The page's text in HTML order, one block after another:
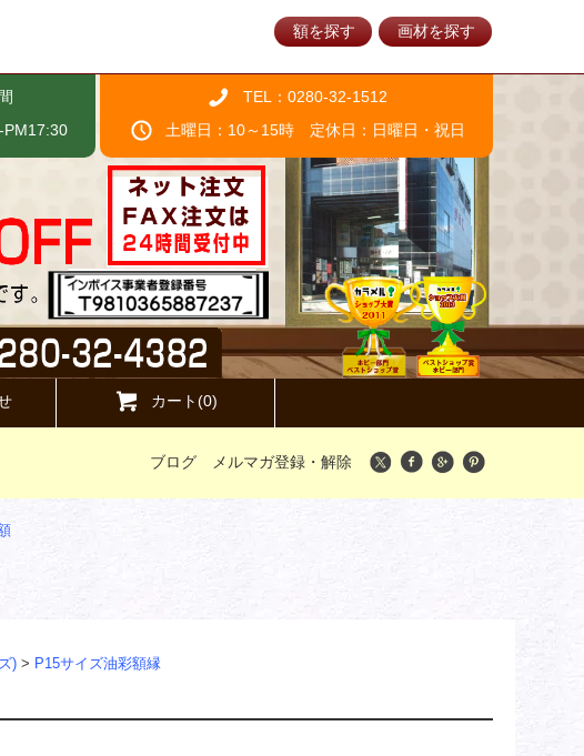
額を探す 画材を探す
PM17:30
TEL：0280-32-1512
土曜日：10～15時 定休日：日曜日・祝日
カート(0)
ブログ メルマガ登録・解除
) > P15サイズ油彩額縁